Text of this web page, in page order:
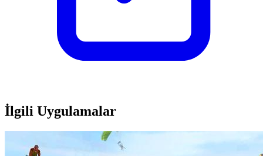
İlgili Uygulamalar